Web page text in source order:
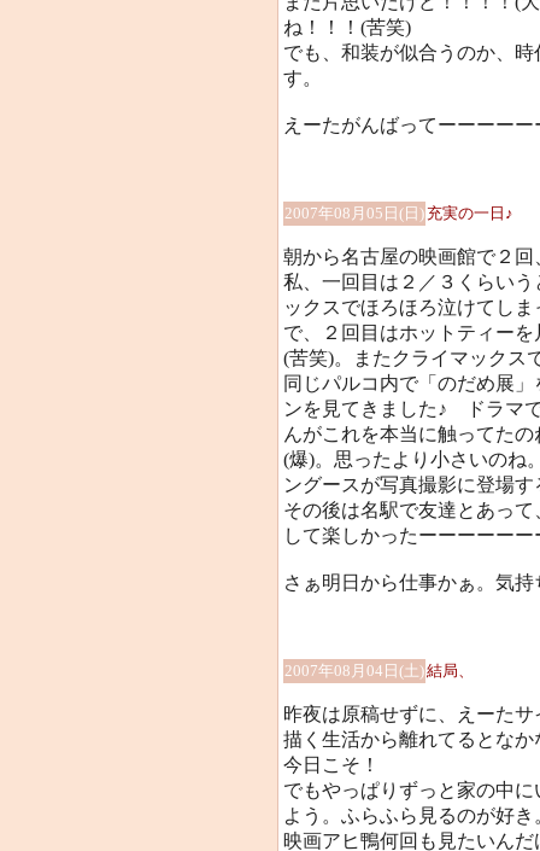
ね！！！(苦笑)
でも、和装が似合うのか、
す。
えーたがんばってーーーー
2007年08月05日(日)充実の一日♪
朝から名古屋の映画館で２
私、一回目は２／３くらい
ックスでほろほろ泣けてし
で、２回目はホットティー
(苦笑)。またクライマックス
同じパルコ内で「のだめ展
ンを見てきました♪ ドラマ
んがこれを本当に触ってた
(爆)。思ったより小さいのね
ングースが写真撮影に登場
その後は名駅で友達とあっ
して楽しかったーーーーー
さぁ明日から仕事かぁ。気
2007年08月04日(土)結局、
昨夜は原稿せずに、えーた
描く生活から離れてるとな
今日こそ！
でもやっぱりずっと家の中
よう。ふらふら見るのが好き
映画アヒ鴨何回も見たいん